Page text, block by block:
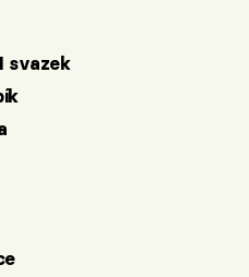
svazek